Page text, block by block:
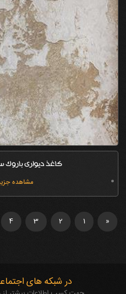
کاغذ دیواری باروک ست
مشاهده
«
1
2
3
4
در شبکه های